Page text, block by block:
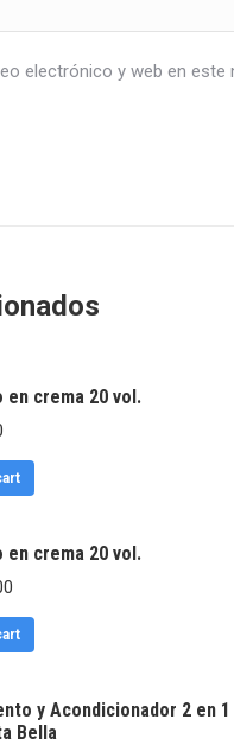
electrónico y web en este
en crema 20 vol.
en crema 20 vol.
y Acondicionador 2 en 1
Bella